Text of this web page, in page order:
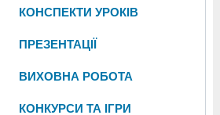
КОНСПЕКТИ УРОКІВ
ПРЕЗЕНТАЦІЇ
ВИХОВНА РОБОТА
КОНКУРСИ ТА ІГРИ